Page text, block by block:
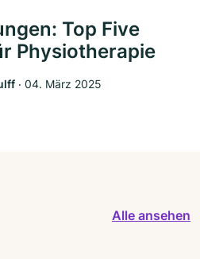
Top Five
Physiotherapie
‧ 04. März 2025
Alle ansehen